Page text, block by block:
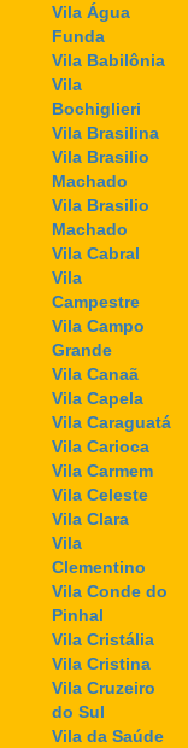
Vila Água
Funda
Vila Babilônia
Vila
Bochiglieri
Vila Brasilina
Vila Brasilio
Machado
Vila Brasilio
Machado
Vila Cabral
Vila
Campestre
Vila Campo
Grande
Vila Canaã
Vila Capela
Vila Caraguatá
Vila Carioca
Vila Carmem
Vila Celeste
Vila Clara
Vila
Clementino
Vila Conde do
Pinhal
Vila Cristália
Vila Cristina
Vila Cruzeiro
do Sul
Vila da Saúde